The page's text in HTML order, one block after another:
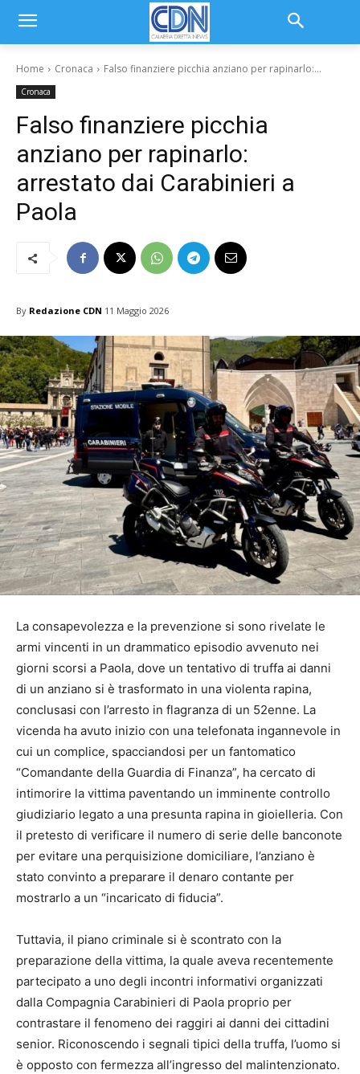
Home Cronaca Falso finanziere picchia anziano per rapinarlo:...
Cronaca
Falso finanziere picchia
anziano per rapinarlo:
arrestato dai Carabinieri a
Paola
By Redazione CDN 11 Maggio 2026
La consapevolezza e la prevenzione si sono rivelate le
armi vincenti in un drammatico episodio avvenuto nei
giorni scorsi a Paola, dove un tentativo di truffa ai danni
di un anziano si è trasformato in una violenta rapina,
conclusasi con l’arresto in flagranza di un 52enne. La
vicenda ha avuto inizio con una telefonata ingannevole in
cui un complice, spacciandosi per un fantomatico
“Comandante della Guardia di Finanza”, ha cercato di
intimorire la vittima paventando un imminente controllo
giudiziario legato a una presunta rapina in gioielleria. Con
il pretesto di verificare il numero di serie delle banconote
per evitare una perquisizione domiciliare, l’anziano è
stato convinto a preparare il denaro contante per
mostrarlo a un “incaricato di fiducia”.
Tuttavia, il piano criminale si è scontrato con la
preparazione della vittima, la quale aveva recentemente
partecipato a uno degli incontri informativi organizzati
dalla Compagnia Carabinieri di Paola proprio per
contrastare il fenomeno dei raggiri ai danni dei cittadini
senior. Riconoscendo i segnali tipici della truffa, l’uomo si
è opposto con fermezza all’ingresso del malintenzionato.